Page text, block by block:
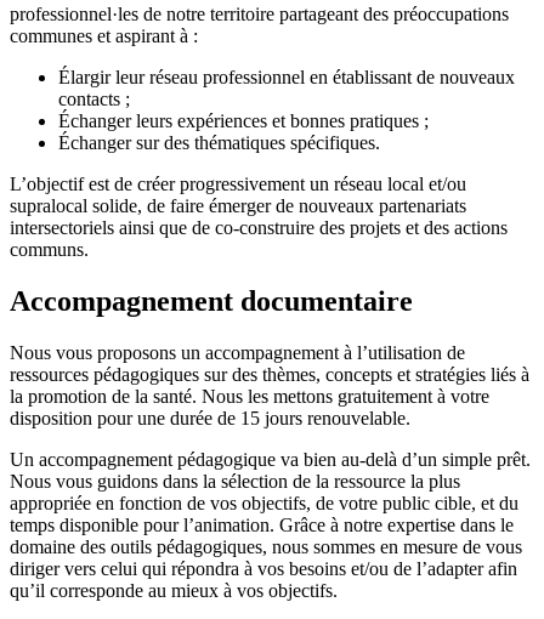
professionnel·les de notre territoire partageant des préoccupations
communes et aspirant à :
Élargir leur réseau professionnel en établissant de nouveaux
contacts ;
Échanger leurs expériences et bonnes pratiques ;
Échanger sur des thématiques spécifiques.
L’objectif est de créer progressivement un réseau local et/ou
supralocal solide, de faire émerger de nouveaux partenariats
intersectoriels ainsi que de co-construire des projets et des actions
communs.
Accompagnement documentaire
Nous vous proposons un accompagnement à l’utilisation de
ressources pédagogiques sur des thèmes, concepts et stratégies liés à
la promotion de la santé. Nous les mettons gratuitement à votre
disposition pour une durée de 15 jours renouvelable.
Un accompagnement pédagogique va bien au-delà d’un simple prêt.
Nous vous guidons dans la sélection de la ressource la plus
appropriée en fonction de vos objectifs, de votre public cible, et du
temps disponible pour l’animation. Grâce à notre expertise dans le
domaine des outils pédagogiques, nous sommes en mesure de vous
diriger vers celui qui répondra à vos besoins et/ou de l’adapter afin
qu’il corresponde au mieux à vos objectifs.